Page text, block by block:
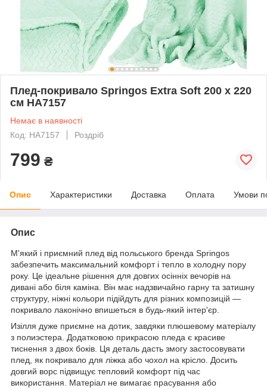
Плед-покривало Springos Extra Soft 200 x 220
см HA7157
Немає в наявності
Код: HA7157
Роздріб
799 ₴
Опис Характеристики Доставка Оплата Умови
Опис
М'який і приємний плед від польського бренда Springos
забезпечить максимальний комфорт і тепло в холодну пору
року. Це ідеальне рішення для довгих осінніх вечорів на
дивані або біля каміна. Він має надзвичайно гарну та затишну
структуру, ніжні кольори підійдуть для різних композицій —
покривало лаконічно впишеться в будь-який інтер'єр.
Изілля дуже приємне на дотик, завдяки плюшевому матеріалу
з полиэстера . Додатковою прикрасою пледа є красиве
тиснення з двох боків. Ця деталь дасть змогу застосовувати
плед, як покривало для ліжка або чохол на крісло. Досить
довгий ворс підвищує тепловий комфорт під час
використання. Матеріал не вимагає прасування або